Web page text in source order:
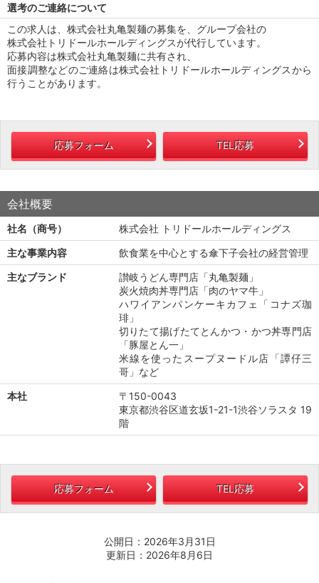
選考のご連絡について
この求人は、株式会社丸亀製麺の募集を、グループ会社の
株式会社トリドールホールディングスが代行しています。
応募内容は株式会社丸亀製麺に共有され、
面接調整などのご連絡は株式会社トリドールホールディングスから
行うことがあります。
応募フォーム TEL応募
会社概要
社名（商号）
株式会社 トリドールホールディングス
主な事業内容
飲食業を中心とする傘下子会社の経営管理
主なブランド
讃岐うどん専門店「丸亀製麺」
炭火焼肉丼専門店「肉のヤマ牛」
ハワイアンパンケーキカフェ「コナズ珈
琲」
切りたて揚げたてとんかつ・かつ丼専門店
「豚屋とん一」
米線を使ったスープヌードル店「譚仔三
哥」など
本社
〒150-0043
東京都渋谷区道玄坂1-21-1渋谷ソラスタ 19
階
応募フォーム TEL応募
公開日：2026年3月31日
更新日：2026年8月6日